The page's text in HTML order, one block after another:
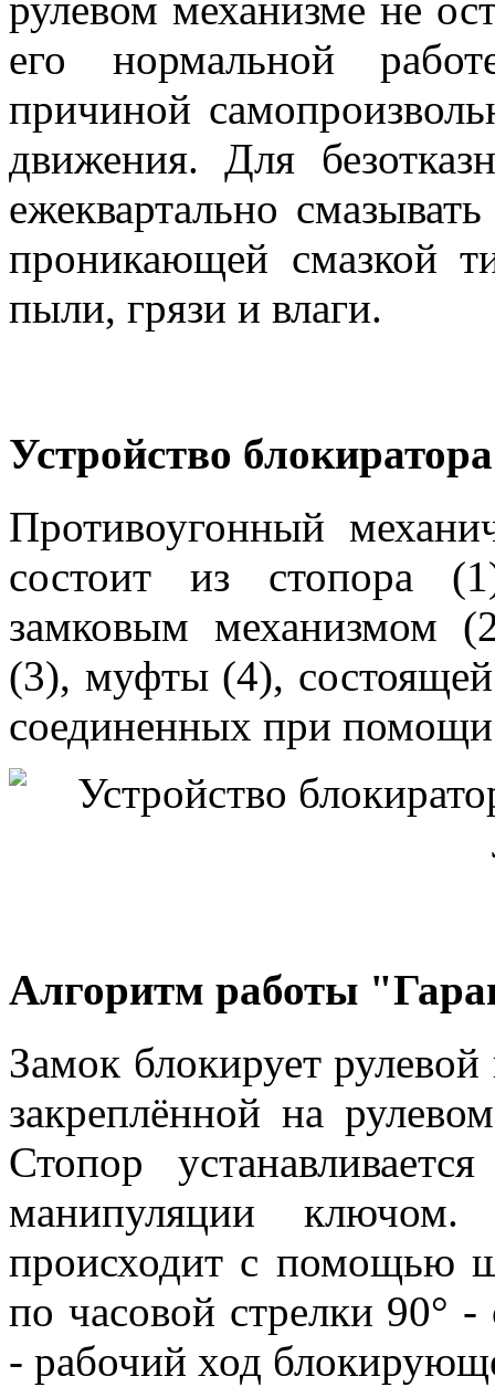
его нормальной
причиной
движения. Для
ежеквартально
проникающей смазкой
пыли, грязи и влаги.
Устройство
Противоугонный
состоит из стопора
замковым механизмом
(3), муфты (4),
соединенных при
Алгоритм работы
Замок блокирует
закреплённой на
Стопор
манипуляции
происходит с помощью
по часовой стрелки 90°
- рабочий ход